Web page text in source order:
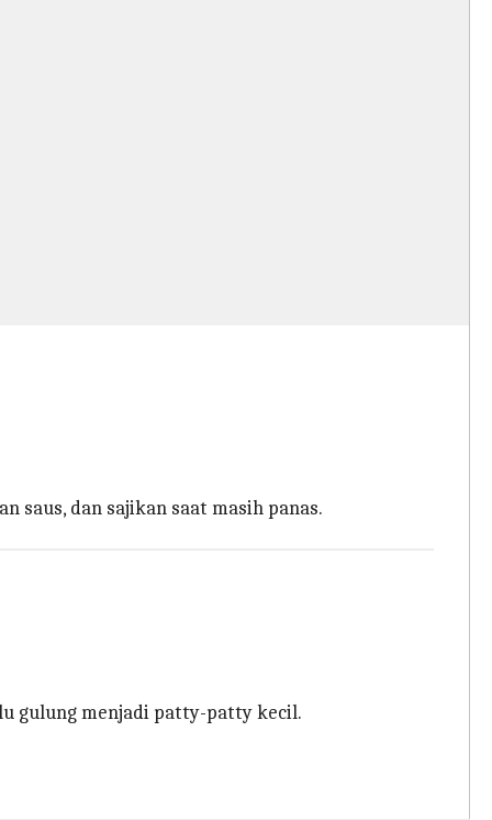
saus, dan sajikan saat masih panas.
gulung menjadi patty-patty kecil.